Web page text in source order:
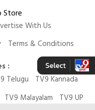
With Us
Terms & Conditions
:
Telugu
TV9 Kannada
TV9 Malayalam
TV9 UP